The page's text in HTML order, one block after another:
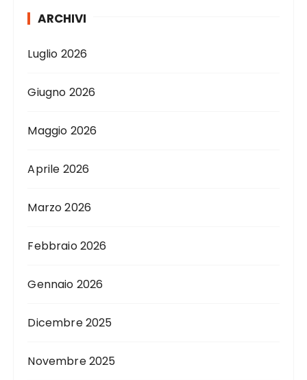
ARCHIVI
Luglio 2026
Giugno 2026
Maggio 2026
Aprile 2026
Marzo 2026
Febbraio 2026
Gennaio 2026
Dicembre 2025
Novembre 2025